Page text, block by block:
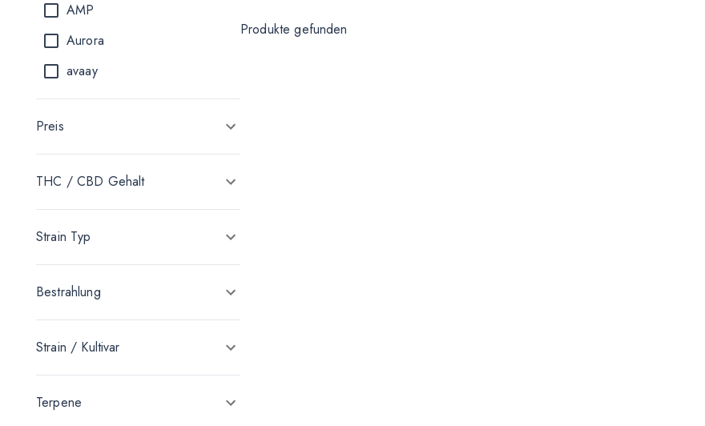
AMP
Aurora
avaay
Balancial
BC Green
BfArM
Cannaflos
Cannamedical
Cannovum
Preis
THC / CBD Gehalt
Strain Typ
Bestrahlung
Strain / Kultivar
Terpene
Produkte gefunden